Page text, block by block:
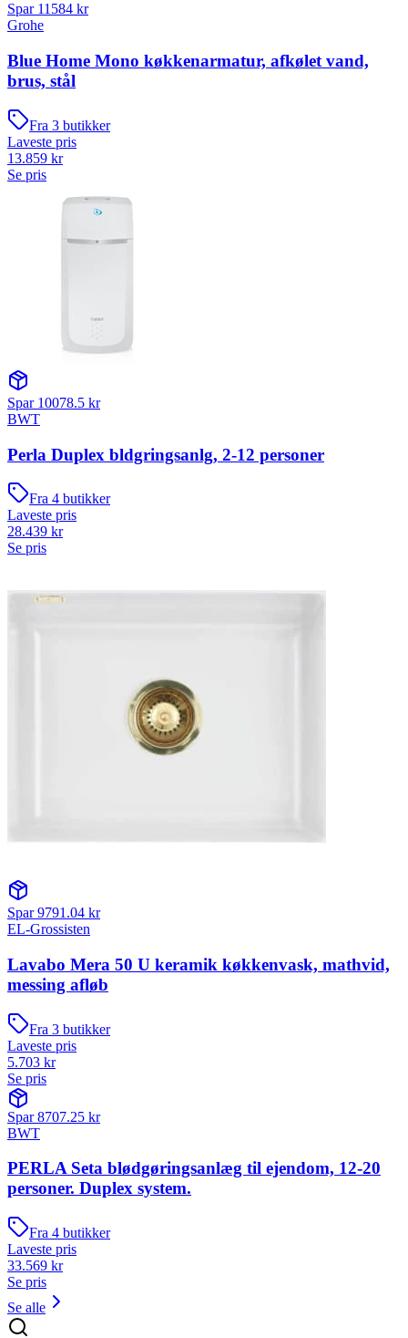
Spar 11584 kr
Grohe
Blue Home Mono køkkenarmatur, afkølet vand,
brus, stål
Fra 3 butikker
Laveste pris
13.859 kr
Se pris
Spar 10078.5 kr
BWT
Perla Duplex bldgringsanlg, 2-12 personer
Fra 4 butikker
Laveste pris
28.439 kr
Se pris
Spar9791.04 kr
EL-Grossisten
Lavabo Mera 50 U keramik køkkenvask, mathvid,
messing afløb
Fra 3 butikker
Laveste pris
5.703 kr
Se pris
Spar8707.25 kr
BWT
PERLA Seta blødgøringsanlæg til ejendom, 12-20
personer. Duplex system.
Fra 4 butikker
Laveste pris
33.569 kr
Se pris
Se alle